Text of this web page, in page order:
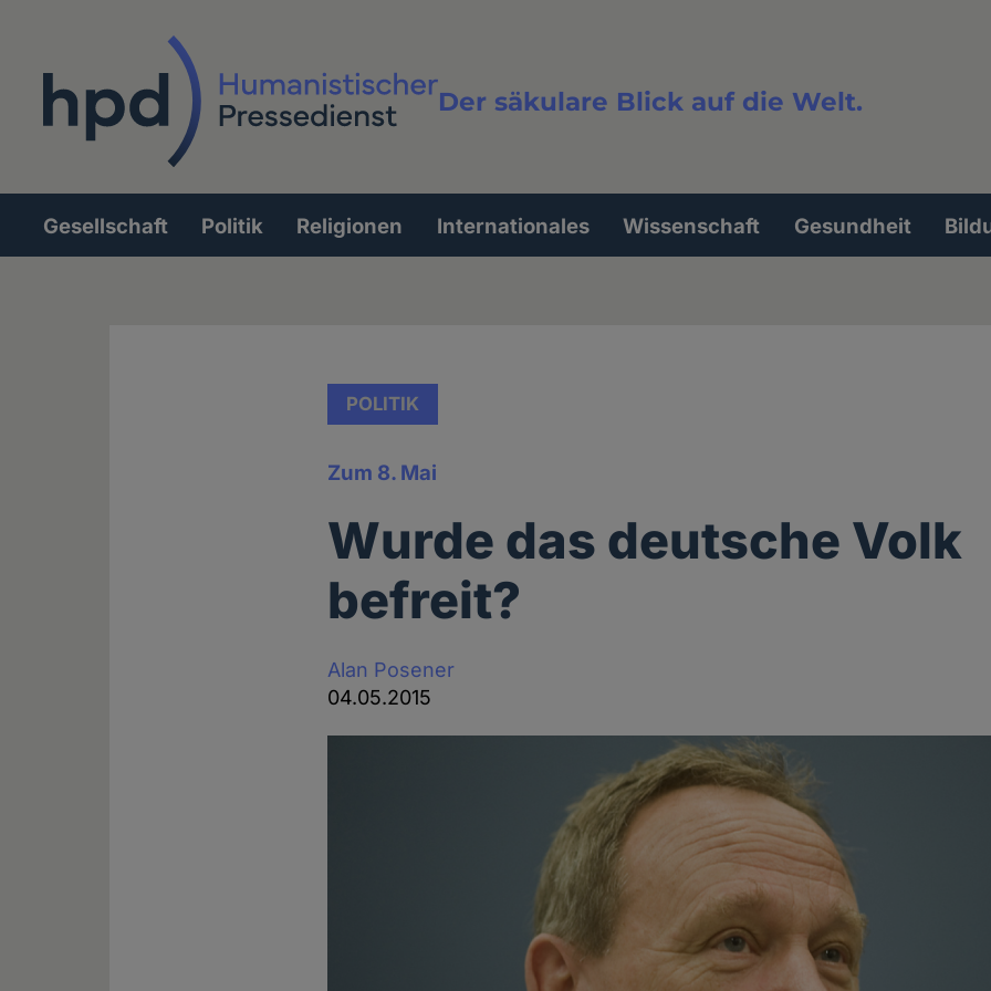
Der säkulare Blick auf die Welt.
Volltextsuche
Hauptnavigation
Gesellschaft Politik Religionen Internationales Wissenschaft Gesundheit
POLITIK
Zum 8. Mai
Wurde das deutsche Volk
befreit?
Alan Posener
04.05.2015